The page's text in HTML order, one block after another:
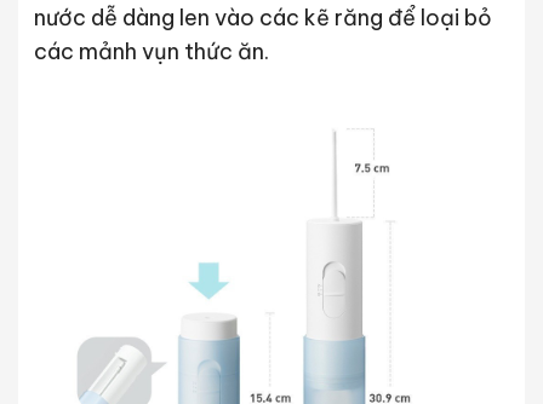
nước dễ dàng len vào các kẽ răng để loại bỏ
các mảnh vụn thức ăn.